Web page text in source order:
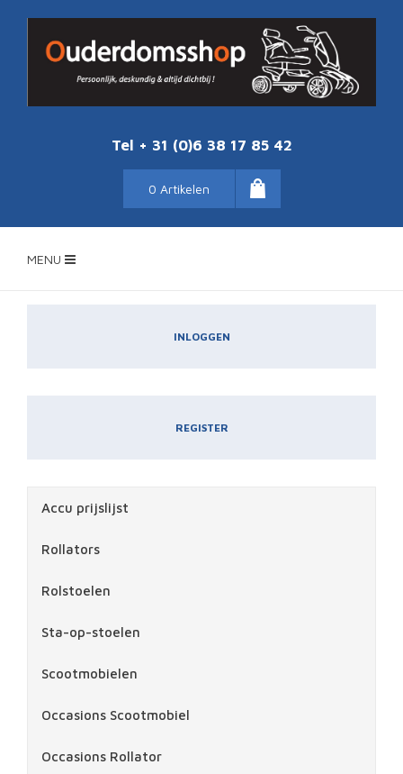
Tel + 31 (0)6 38 17 85 42
0 Artikelen
MENU
INLOGGEN
REGISTER
Accu prijslijst
Rollators
Rolstoelen
Sta-op-stoelen
Scootmobielen
Occasions Scootmobiel
Occasions Rollator